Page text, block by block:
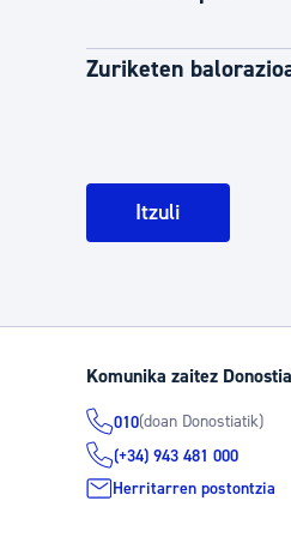
Zuriketen
Itzuli
Komunika zaitez
010(doan Donostiatik)
(+34) 943 481 000
Herritarren postontzia